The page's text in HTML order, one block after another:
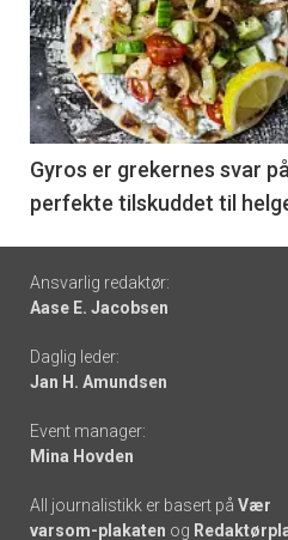
akkurat
nå
-
6
Gyros er grekernes svar
perfekte tilskuddet til
Footer
-
links
Ansvarlig redaktør:
Aase E. Jacobsen
Daglig leder:
Jan H. Amundsen
Event manager:
Mina Hovden
All journalistikk er basert på Vær
varsom-plakaten og